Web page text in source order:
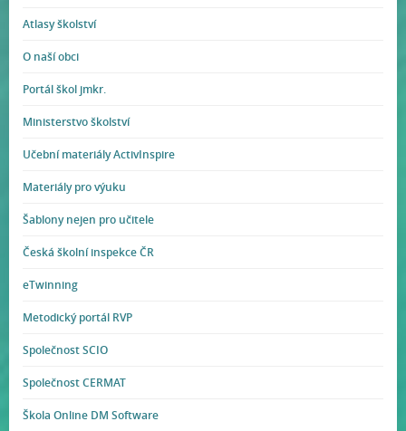
Atlasy školství
O naší obci
Portál škol jmkr.
Ministerstvo školství
Učební materiály ActivInspire
Materiály pro výuku
Šablony nejen pro učitele
Česká školní inspekce ČR
eTwinning
Metodický portál RVP
Společnost SCIO
Společnost CERMAT
Škola Online DM Software